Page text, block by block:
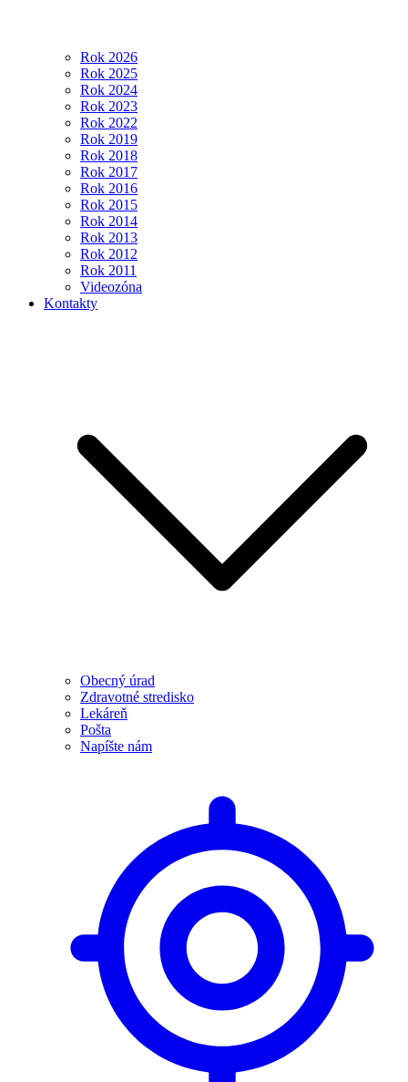
Rok 2026
Rok 2025
Rok 2024
Rok 2023
Rok 2022
Rok 2019
Rok 2018
Rok 2017
Rok 2016
Rok 2015
Rok 2014
Rok 2013
Rok 2012
Rok 2011
Videozóna
Kontakty
Obecný úrad
Zdravotné stredisko
Lekáreň
Pošta
Napíšte nám